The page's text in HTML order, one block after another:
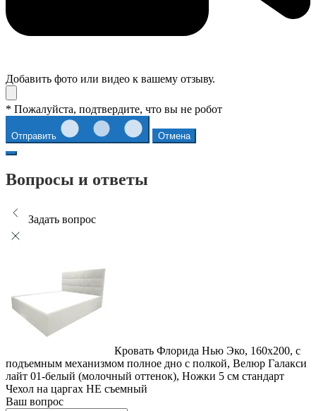
Добавить фото или видео к вашему отзыву.
* Пожалуйста, подтвердите, что вы не робот
Отправить Отмена
Вопросы и ответы
Задать вопрос
Кровать Флорида Нью Эко, 160x200, с
подъемным механизмом полное дно с полкой, Велюр Галакси
лайт 01-белый (молочный оттенок), Ножки 5 см стандарт
Чехол на царгах НЕ съемный
Ваш вопрос